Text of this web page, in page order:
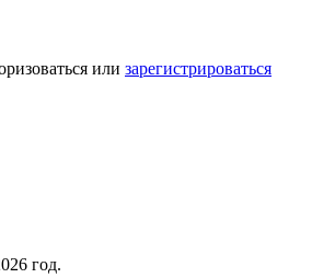
или зарегистрироваться
год.